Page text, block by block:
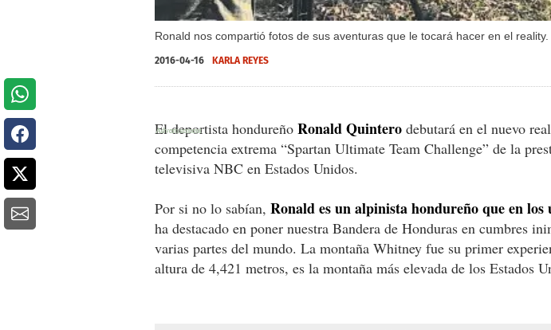
Ronald nos compartió fotos de sus aventuras que le tocará hacer en el reality.
2016-04-16 KARLA REYES
El deportista hondureño Ronald Quintero debutará en el nuevo
competencia extrema “Spartan Ultimate Team Challenge” de la
televisiva NBC en Estados Unidos.
Por si no lo sabían, Ronald es un alpinista hondureño que en los
ha destacado en poner nuestra Bandera de Honduras en cumbres
varias partes del mundo. La montaña Whitney fue su primer
altura de 4,421 metros, es la montaña más elevada de los Estados